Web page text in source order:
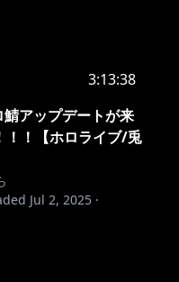
3:13:38
アップデートが来
！！【ホロライブ/兎
Jul 2, 2025 ·